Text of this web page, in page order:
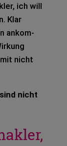
ich will
Klar
ankom­
nicht
nicht